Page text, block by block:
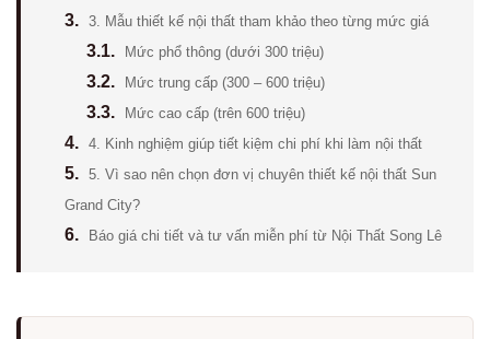
3. 3. Mẫu thiết kế nội thất tham khảo theo từng mức giá
3.1. Mức phổ thông (dưới 300 triệu)
3.2. Mức trung cấp (300 – 600 triệu)
3.3. Mức cao cấp (trên 600 triệu)
4. 4. Kinh nghiệm giúp tiết kiệm chi phí khi làm nội thất
5. 5. Vì sao nên chọn đơn vị chuyên thiết kế nội thất Sun
Grand City?
6. Báo giá chi tiết và tư vấn miễn phí từ Nội Thất Song Lê